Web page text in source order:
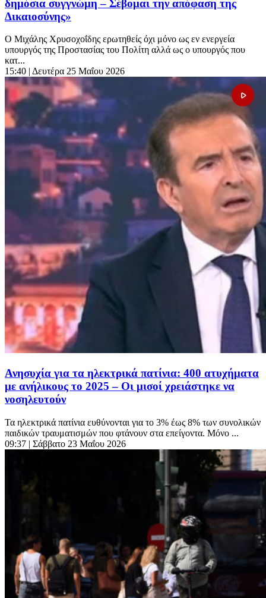
δημόσια συγγνώμη – Σέβομαι την απόφαση της
Δικαιοσύνης»
Ο Μιχάλης Χρυσοχοΐδης ερωτηθείς όχι μόνο ως εν ενεργεία
υπουργός της Προστασίας του Πολίτη αλλά ως ο υπουργός που
κατ...
15:40 | Δευτέρα 25 Μαΐου 2026
Ανησυχία για τα ηλεκτρικά πατίνια: 400 ατυχήματα
με ανήλικους το 2025 – Οι μισοί χρειάστηκε να
νοσηλευτούν
Τα ηλεκτρικά πατίνια ευθύνονται για το 3% έως 8% των συνολικών
παιδικών τραυματισμών που φτάνουν στα επείγοντα. Μόνο ...
09:37 | Σάββατο 23 Μαΐου 2026